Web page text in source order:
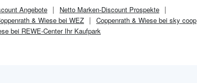
Angebote Netto Marken-Discount Prospekte
& Wiese bei WEZ
Coppenrath & Wiese bei sky coop
bei REWE-Center Ihr Kaufpark